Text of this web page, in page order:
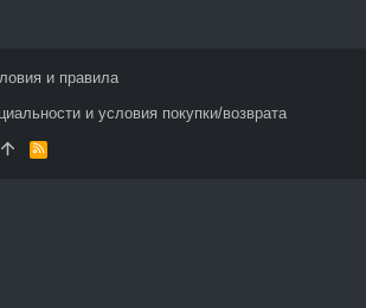
и правила
и условия покупки/возврата
R